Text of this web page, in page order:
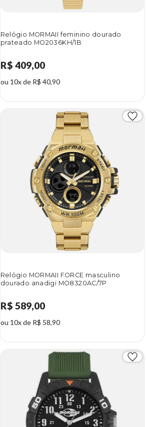
Relógio MORMAII feminino dourado
prateado MO2036KH/1B
R$ 409,00
ou 10x de R$ 40,90
Relógio MORMAII FORCE masculino
dourado anadigi MO8320AC/7P
R$ 589,00
ou 10x de R$ 58,90